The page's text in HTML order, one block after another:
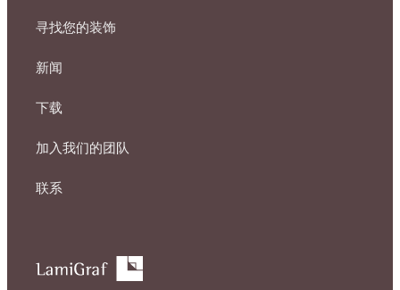
寻找您的装饰
新闻
下载
加入我们的团队
联系